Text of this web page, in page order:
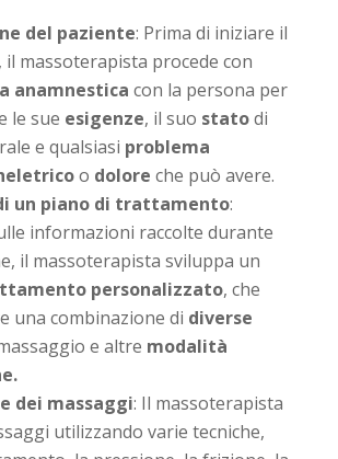
del paziente: Prima di iniziare il
massoterapista procede con
anamnestica con la persona per
le sue esigenze, il suo statodi
e qualsiasi problema
o dolore che può avere.
un piano di trattamento:
informazioni raccolte durante
il massoterapista sviluppa un
personalizzato, che
una combinazione di diverse
e altre modalità
dei massaggi: Il massoterapista
utilizzando varie tecniche,